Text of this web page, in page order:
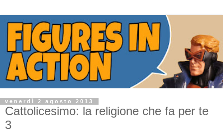
venerdì 2 agosto 2013
Cattolicesimo: la religione che fa per te
3